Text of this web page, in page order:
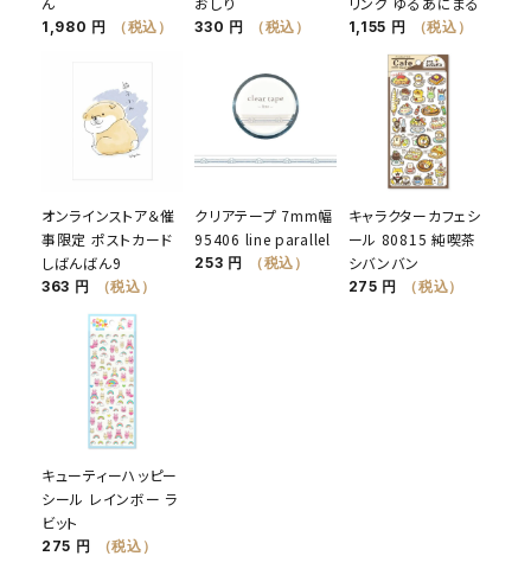
1,980 円 （税込） 330 円 （税込） 1,155 円 （税込）
オンラインストア＆催
事限定 ポストカード
しばんばん9
363 円 （税込）
クリアテープ 7mm幅
95406 line parallel
253 円 （税込）
キャラクターカフェシ
ール 80815 純喫茶
シバンバン
275 円 （税込）
キューティーハッピー
シール レインボー ラ
ビット
275 円 （税込）